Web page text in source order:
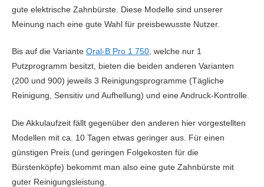
gute elektrische Zahnbürste. Diese Modelle sind unserer
Meinung nach eine gute Wahl für preisbewusste Nutzer.
Bis auf die Variante Oral-B Pro 1 750, welche nur 1
Putzprogramm besitzt, bieten die beiden anderen Varianten
(200 und 900) jeweils 3 Reinigungsprogramme (Tägliche
Reinigung, Sensitiv und Aufhellung) und eine Andruck-Kontrolle.
Die Akkulaufzeit fällt gegenüber den anderen hier vorgestellten
Modellen mit ca. 10 Tagen etwas geringer aus. Für einen
günstigen Preis (und geringen Folgekosten für die
Bürstenköpfe) bekommt man also eine gute Zahnbürste mit
guter Reinigungsleistung.